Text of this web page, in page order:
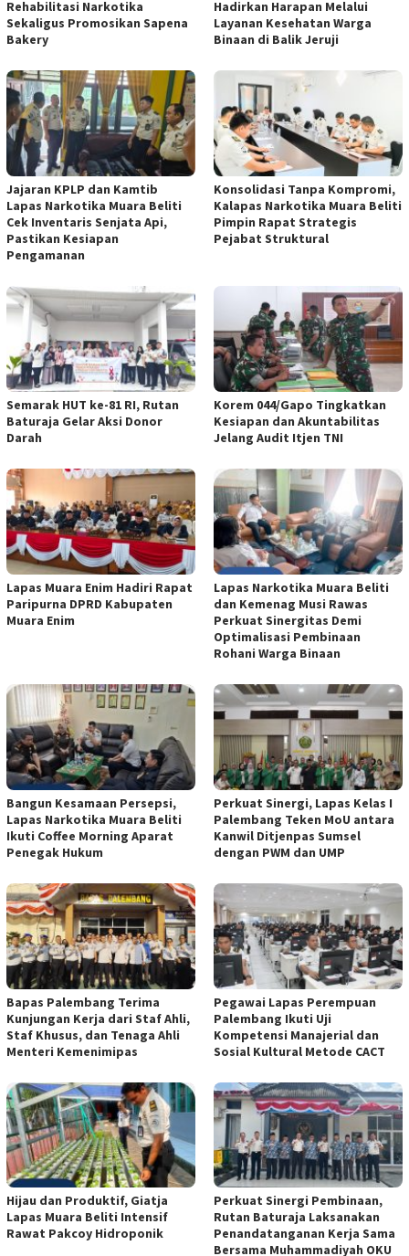
Rehabilitasi Narkotika
Sekaligus Promosikan Sapena
Bakery
Hadirkan Harapan Melalui
Layanan Kesehatan Warga
Binaan di Balik Jeruji
Jajaran KPLP dan Kamtib
Lapas Narkotika Muara Beliti
Cek Inventaris Senjata Api,
Pastikan Kesiapan
Pengamanan
Konsolidasi Tanpa Kompromi,
Kalapas Narkotika Muara Beliti
Pimpin Rapat Strategis
Pejabat Struktural
Semarak HUT ke-81 RI, Rutan
Baturaja Gelar Aksi Donor
Darah
Korem 044/Gapo Tingkatkan
Kesiapan dan Akuntabilitas
Jelang Audit Itjen TNI
Lapas Muara Enim Hadiri Rapat
Paripurna DPRD Kabupaten
Muara Enim
Lapas Narkotika Muara Beliti
dan Kemenag Musi Rawas
Perkuat Sinergitas Demi
Optimalisasi Pembinaan
Rohani Warga Binaan
Bangun Kesamaan Persepsi,
Lapas Narkotika Muara Beliti
Ikuti Coffee Morning Aparat
Penegak Hukum
Perkuat Sinergi, Lapas Kelas I
Palembang Teken MoU antara
Kanwil Ditjenpas Sumsel
dengan PWM dan UMP
Bapas Palembang Terima
Kunjungan Kerja dari Staf Ahli,
Staf Khusus, dan Tenaga Ahli
Menteri Kemenimipas
Pegawai Lapas Perempuan
Palembang Ikuti Uji
Kompetensi Manajerial dan
Sosial Kultural Metode CACT
Hijau dan Produktif, Giatja
Lapas Muara Beliti Intensif
Rawat Pakcoy Hidroponik
Perkuat Sinergi Pembinaan,
Rutan Baturaja Laksanakan
Penandatanganan Kerja Sama
Bersama Muhammadiyah OKU